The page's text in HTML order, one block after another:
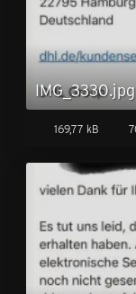
IMG_3330.jpg
169,77 kB